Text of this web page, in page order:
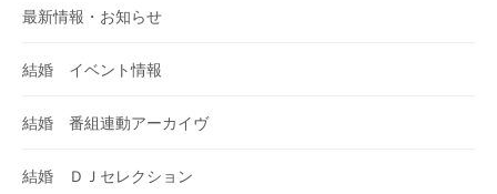
最新情報・お知らせ
結婚 イベント情報
結婚 番組連動アーカイヴ
結婚 ＤＪセレクション